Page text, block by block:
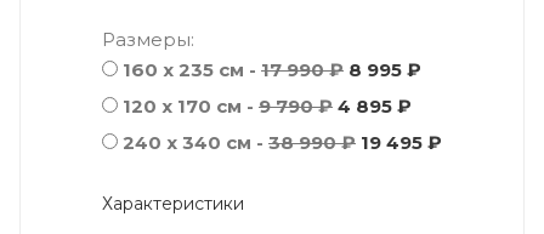
Размеры:
160 x 235 см - 17 990 ₽ 8 995 ₽
120 x 170 см - 9 790 ₽ 4 895 ₽
240 x 340 см - 38 990 ₽ 19 495 ₽
Характеристики